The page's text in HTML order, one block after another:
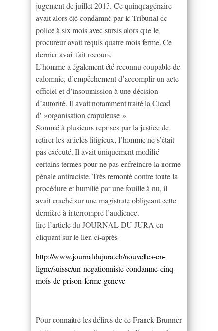
jugement de juillet 2013. Ce quinquagénaire
avait alors été condamné par le Tribunal de
police à six mois avec sursis alors que le
procureur avait requis quatre mois ferme. Ce
dernier avait fait recours.
L’homme a également été reconnu coupable de
calomnie, d’empêchement d’accomplir un acte
officiel et d’insoumission à une décision
d’autorité. Il avait notamment traité la Cicad
d' »organisation crapuleuse ».
Sommé à plusieurs reprises par la justice de
retirer les articles litigieux, l’homme ne s’était
pas exécuté. Il avait uniquement modifié
certains termes pour ne pas enfreindre la norme
pénale antiraciste. Très remonté contre toute la
procédure et humilié par une fouille à nu, il
avait craché sur une magistrate obligeant cette
dernière à interrompre l’audience.
lire l’article du JOURNAL DU JURA en
cliquant sur le lien ci-après
http://www.journaldujura.ch/nouvelles-en-
ligne/suisse/un-negationniste-condamne-cinq-
mois-de-prison-ferme-geneve
Pour connaitre les délires de ce Franck Brunner